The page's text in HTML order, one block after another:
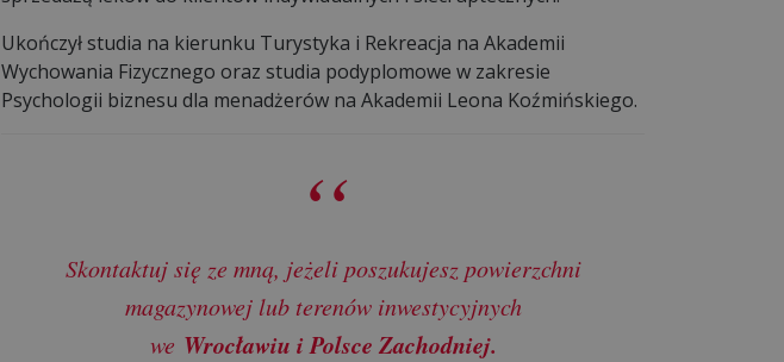
Ukończył studia na kierunku Turystyka i Rekreacja na Akademii
Wychowania Fizycznego oraz studia podyplomowe w zakresie
Psychologii biznesu dla menadżerów na Akademii Leona Koźmińskiego.
Skontaktuj się ze mną, jeżeli poszukujesz powierzchni
magazynowej lub terenów inwestycyjnych
we Wrocławiu i Polsce Zachodniej.